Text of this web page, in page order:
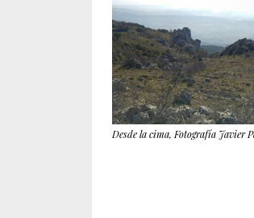
Desde la cima, Fotografía Javier